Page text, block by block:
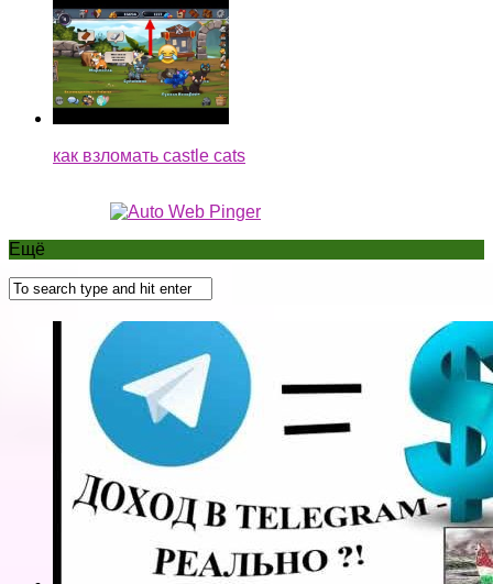
доход в телеграм как заработать!!! | дар телеграм
чихел пул кор кнем!!! пул кор куни 2018